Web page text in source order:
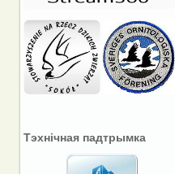
Тэхнічная падтрымка